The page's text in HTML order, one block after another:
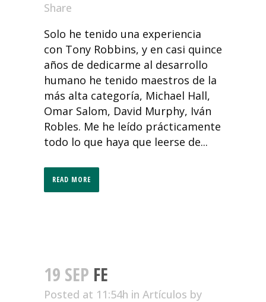
Share
Solo he tenido una experiencia
con Tony Robbins, y en casi quince
años de dedicarme al desarrollo
humano he tenido maestros de la
más alta categoría, Michael Hall,
Omar Salom, David Murphy, Iván
Robles. Me he leído prácticamente
todo lo que haya que leerse de...
READ MORE
19 SEP FE
Posted at 11:54h in Artículos by